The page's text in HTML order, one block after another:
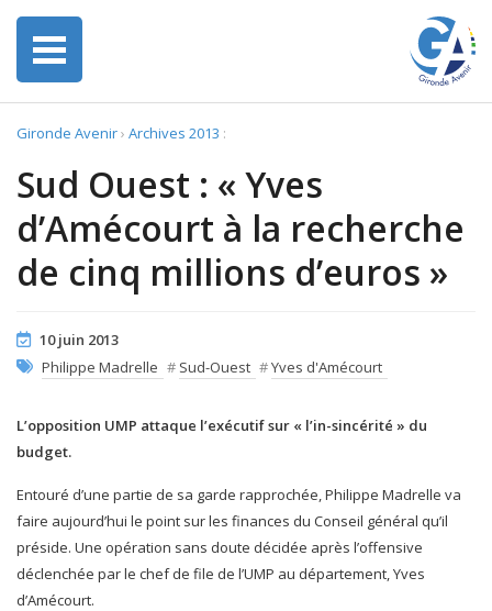
Gironde Avenir› Archives 2013 :
Sud Ouest : « Yves
d’Amécourt à la recherche
de cinq millions d’euros »
10 juin 2013
Philippe Madrelle # Sud-Ouest #Yves d'Amécourt
L’opposition UMP attaque l’exécutif sur « l’in-sincérité » du
budget.
Entouré d’une partie de sa garde rapprochée, Philippe Madrelle va
faire aujourd’hui le point sur les finances du Conseil général qu’il
préside. Une opération sans doute décidée après l’offensive
déclenchée par le chef de file de l’UMP au département, Yves
d’Amécourt.